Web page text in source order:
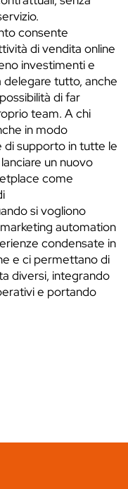
consente
di vendita online
investimenti e
delegare tutto, anche
di far
team. A chi
in modo
supporto in tutte le
un nuovo
come
si vogliono
automation
condensate in
e ci permettano di
diversi, integrando
e portando